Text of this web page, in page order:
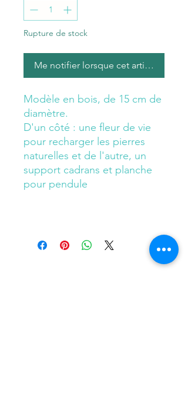
Rupture de stock
Me notifier lorsque cet article est
Modèle en bois, de 15 cm de
diamètre.
D'un côté : une fleur de vie
pour recharger les pierres
naturelles et de l'autre, un
support cadrans et planche
pour pendule